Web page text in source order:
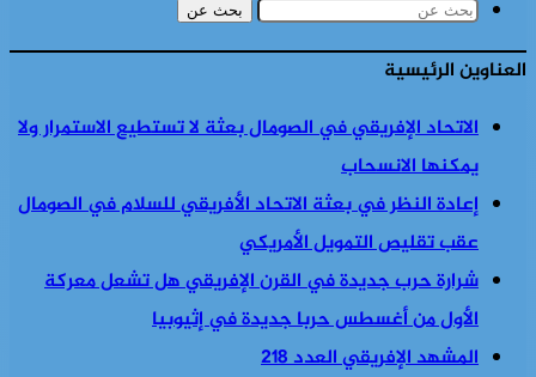
بحث عن
العناوين الرئيسية
الاتحاد الإفريقي في الصومال بعثة لا تستطيع الاستمرار ولا
يمكنها الانسحاب
إعادة النظر في بعثة الاتحاد الأفريقي للسلام في الصومال
عقب تقليص التمويل الأمريكي
شرارة حرب جديدة في القرن الإفريقي هل تشعل معركة
الأول من أغسطس حربا جديدة في إثيوبيا
المشهد الإفريقي العدد 218